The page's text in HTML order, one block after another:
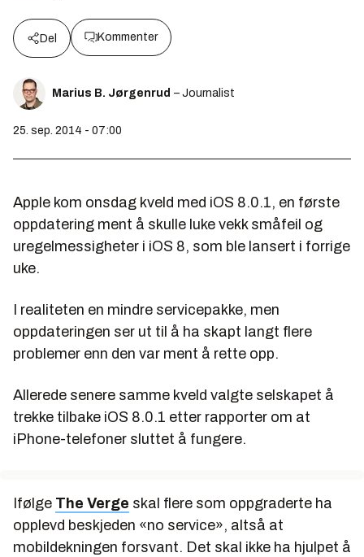
Del Kommenter
Marius B. Jørgenrud – Journalist
25. sep. 2014 - 07:00
Apple kom onsdag kveld med iOS 8.0.1, en første
oppdatering ment å skulle luke vekk småfeil og
uregelmessigheter i iOS 8, som ble lansert i forrige
uke.
I realiteten en mindre servicepakke, men
oppdateringen ser ut til å ha skapt langt flere
problemer enn den var ment å rette opp.
Allerede senere samme kveld valgte selskapet å
trekke tilbake iOS 8.0.1 etter rapporter om at
iPhone-telefoner sluttet å fungere.
Ifølge The Verge skal flere som oppgraderte ha
opplevd beskjeden «no service», altså at
mobildekningen forsvant. Det skal ikke ha hjulpet å